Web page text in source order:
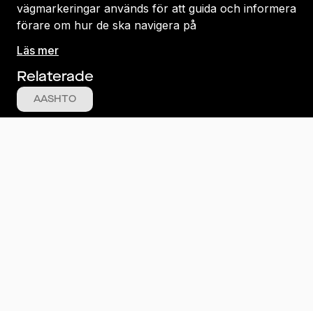
vägmarkeringar används för att guida och informera
förare om hur de ska navigera på
Läs mer
Relaterade
AASHTO